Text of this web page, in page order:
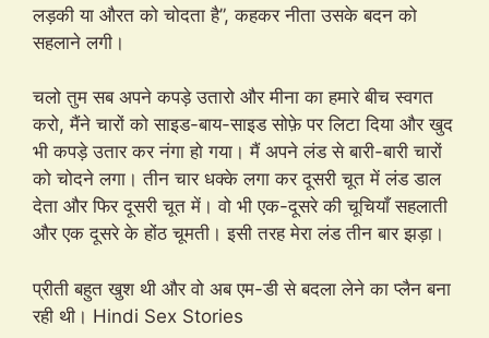
लड़की या औरत को चोदता है”, कहकर नीता उसके बदन को
सहलाने लगी।
चलो तुम सब अपने कपड़े उतारो और मीना का हमारे बीच स्वगत
करो, मैंने चारों को साइड-बाय-साइड सोफ़े पर लिटा दिया और खुद
भी कपड़े उतार कर नंगा हो गया। मैं अपने लंड से बारी-बारी चारों
को चोदने लगा। तीन चार धक्के लगा कर दूसरी चूत में लंड डाल
देता और फिर दूसरी चूत में। वो भी एक-दूसरे की चूचियाँ सहलाती
और एक दूसरे के होंठ चूमती। इसी तरह मेरा लंड तीन बार झड़ा।
प्रीती बहुत खुश थी और वो अब एम-डी से बदला लेने का प्लैन बना
रही थी। Hindi Sex Stories